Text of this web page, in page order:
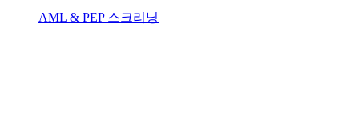
AML & PEP 스크리닝